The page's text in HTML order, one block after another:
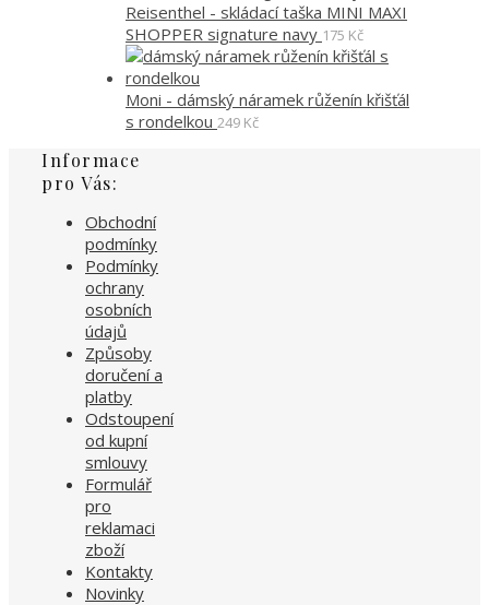
Reisenthel - skládací taška MINI MAXI
SHOPPER signature navy 175 Kč
Moni - dámský náramek růženín křišťál
s rondelkou 249 Kč
Informace
pro Vás:
Obchodní
podmínky
Podmínky
ochrany
osobních
údajů
Způsoby
doručení a
platby
Odstoupení
od kupní
smlouvy
Formulář
pro
reklamaci
zboží
Kontakty
Novinky